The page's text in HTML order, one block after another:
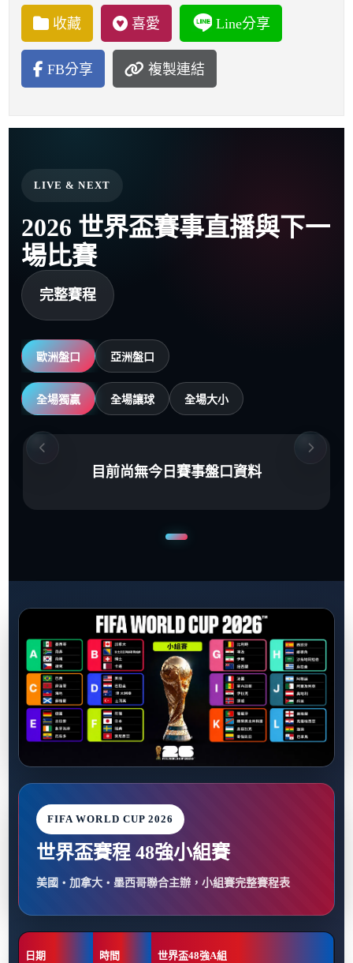
收藏 喜愛 Line分享
FB分享 複製連結
LIVE & NEXT
2026 世界盃賽事直播與下一
場比賽
完整賽程
歐洲盤口 亞洲盤口
全場獨贏 全場讓球 全場大小
目前尚無今日賽事盤口資料
FIFA WORLD CUP 2026
世界盃賽程 48強小組賽
美國・加拿大・墨西哥聯合主辦，小組賽完整賽程表
日期 時間 世界盃48強A組